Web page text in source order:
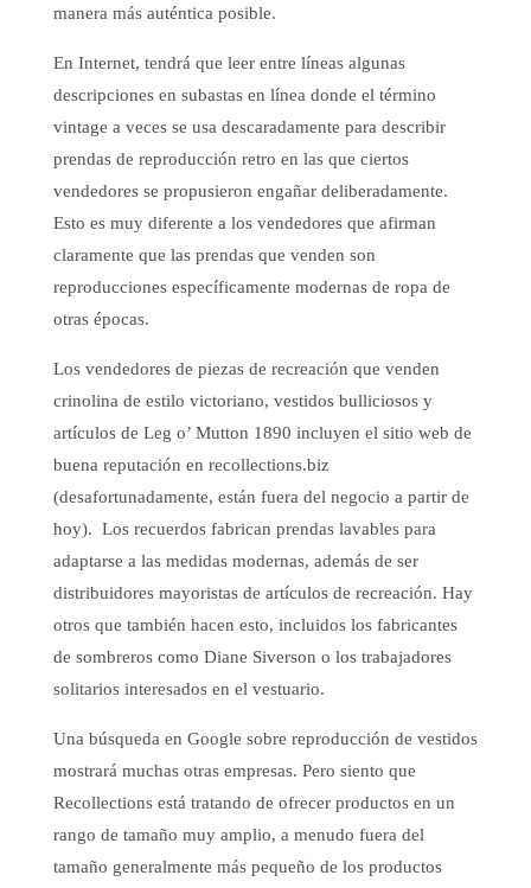
manera más auténtica posible.
En Internet, tendrá que leer entre líneas algunas
descripciones en subastas en línea donde el término
vintage a veces se usa descaradamente para describir
prendas de reproducción retro en las que ciertos
vendedores se propusieron engañar deliberadamente.
Esto es muy diferente a los vendedores que afirman
claramente que las prendas que venden son
reproducciones específicamente modernas de ropa de
otras épocas.
Los vendedores de piezas de recreación que venden
crinolina de estilo victoriano, vestidos bulliciosos y
artículos de Leg o’ Mutton 1890 incluyen el sitio web de
buena reputación en recollections.biz
(desafortunadamente, están fuera del negocio a partir de
hoy). Los recuerdos fabrican prendas lavables para
adaptarse a las medidas modernas, además de ser
distribuidores mayoristas de artículos de recreación. Hay
otros que también hacen esto, incluidos los fabricantes
de sombreros como Diane Siverson o los trabajadores
solitarios interesados ​​en el vestuario.
Una búsqueda en Google sobre reproducción de vestidos
mostrará muchas otras empresas. Pero siento que
Recollections está tratando de ofrecer productos en un
rango de tamaño muy amplio, a menudo fuera del
tamaño generalmente más pequeño de los productos